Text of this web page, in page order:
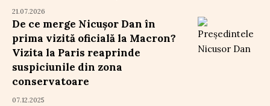
21.07.2026
De ce merge Nicușor Dan în
prima vizită oficială la Macron?
Vizita la Paris reaprinde
suspiciunile din zona
conservatoare
07.12.2025